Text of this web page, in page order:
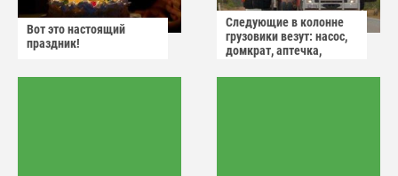
Вот это настоящий
праздник!
Следующие в колонне
грузовики везут: насос,
домкрат, аптечка,